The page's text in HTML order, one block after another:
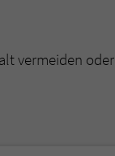
vermeiden oder